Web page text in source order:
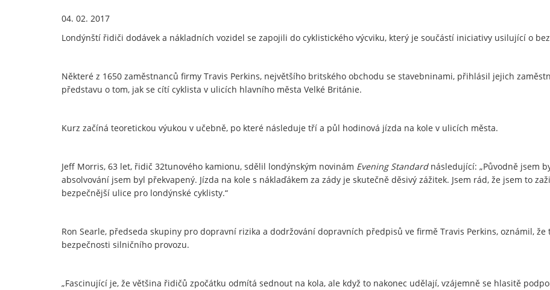
04. 02. 2017
Londýnští řidiči dodávek a nákladních vozidel se zapojili do cyklistického výcviku, který je součástí iniciativy usilující o
Některé z 1650 zaměstnanců firmy Travis Perkins, největšího britského obchodu se stavebninami, přihlásil jejich
představu o tom, jak se cítí cyklista v ulicích hlavního města Velké Británie.
Kurz začíná teoretickou výukou v učebně, po které následuje tří a půl hodinová jízda na kole v ulicích města.
Jeff Morris, 63 let, řidič 32tunového kamionu, sdělil londýnským novinám Evening Standardnásledující: „Původně jsem
absolvování jsem byl překvapený. Jízda na kole s náklaďákem za zády je skutečně děsivý zážitek. Jsem rád, že jsem to
bezpečnější ulice pro londýnské cyklisty.“
Ron Searle, předseda skupiny pro dopravní rizika a dodržování dopravních předpisů ve firmě Travis Perkins, oznámil,
bezpečnosti silničního provozu.
„Fascinující je, že většina řidičů zpočátku odmítá sednout na kola, ale když to nakonec udělají, vzájemně se hlasitě